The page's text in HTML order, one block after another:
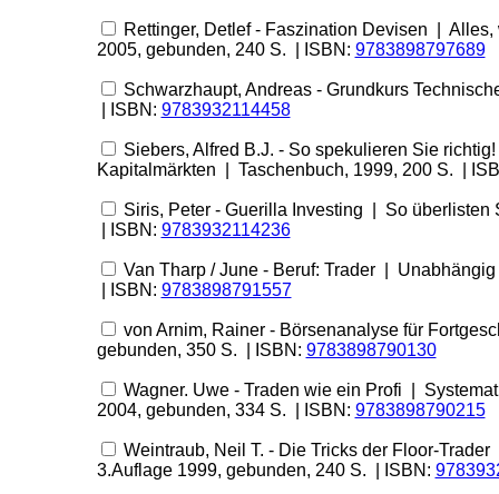
Rettinger, Detlef - Faszination Devisen |
2005, gebunden, 240 S. | ISBN: 9783898797689
Schwarzhaupt, Andreas - Grundkurs
| ISBN: 9783932114458
Siebers, Alfred B.J. - So spekulieren Sie
Kapitalmärkten | Taschenbuch, 1999, 200 S. |
Siris, Peter - Guerilla Investing | So
| ISBN: 9783932114236
Van Tharp / June - Beruf: Trader |
| ISBN: 9783898791557
von Arnim, Rainer - Börsenanalyse für
gebunden, 350 S. | ISBN: 9783898790130
Wagner. Uwe - Traden wie ein Profi |
2004, gebunden, 334 S. | ISBN: 9783898790215
Weintraub, Neil T. - Die Tricks der Floor-
3.Auflage 1999, gebunden, 240 S. | ISBN: